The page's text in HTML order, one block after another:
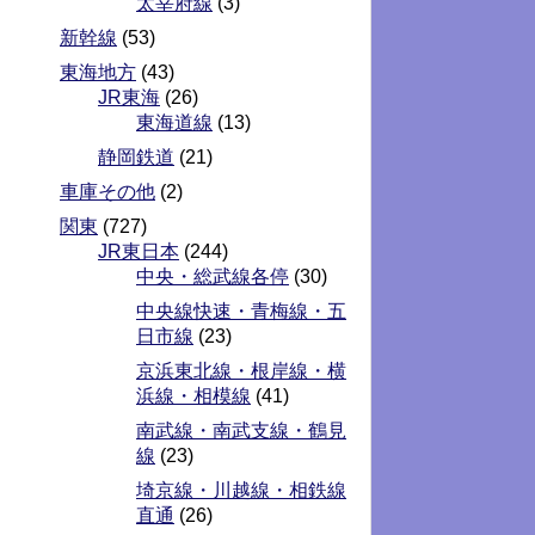
新幹線 (53)
東海地方 (43)
JR東海 (26)
東海道線 (13)
静岡鉄道 (21)
車庫その他 (2)
関東 (727)
JR東日本 (244)
中央・総武線各停 (30)
中央線快速・青梅線・五
日市線 (23)
京浜東北線・根岸線・横
浜線・相模線 (41)
南武線・南武支線・鶴見
線 (23)
埼京線・川越線・相鉄線
直通 (26)